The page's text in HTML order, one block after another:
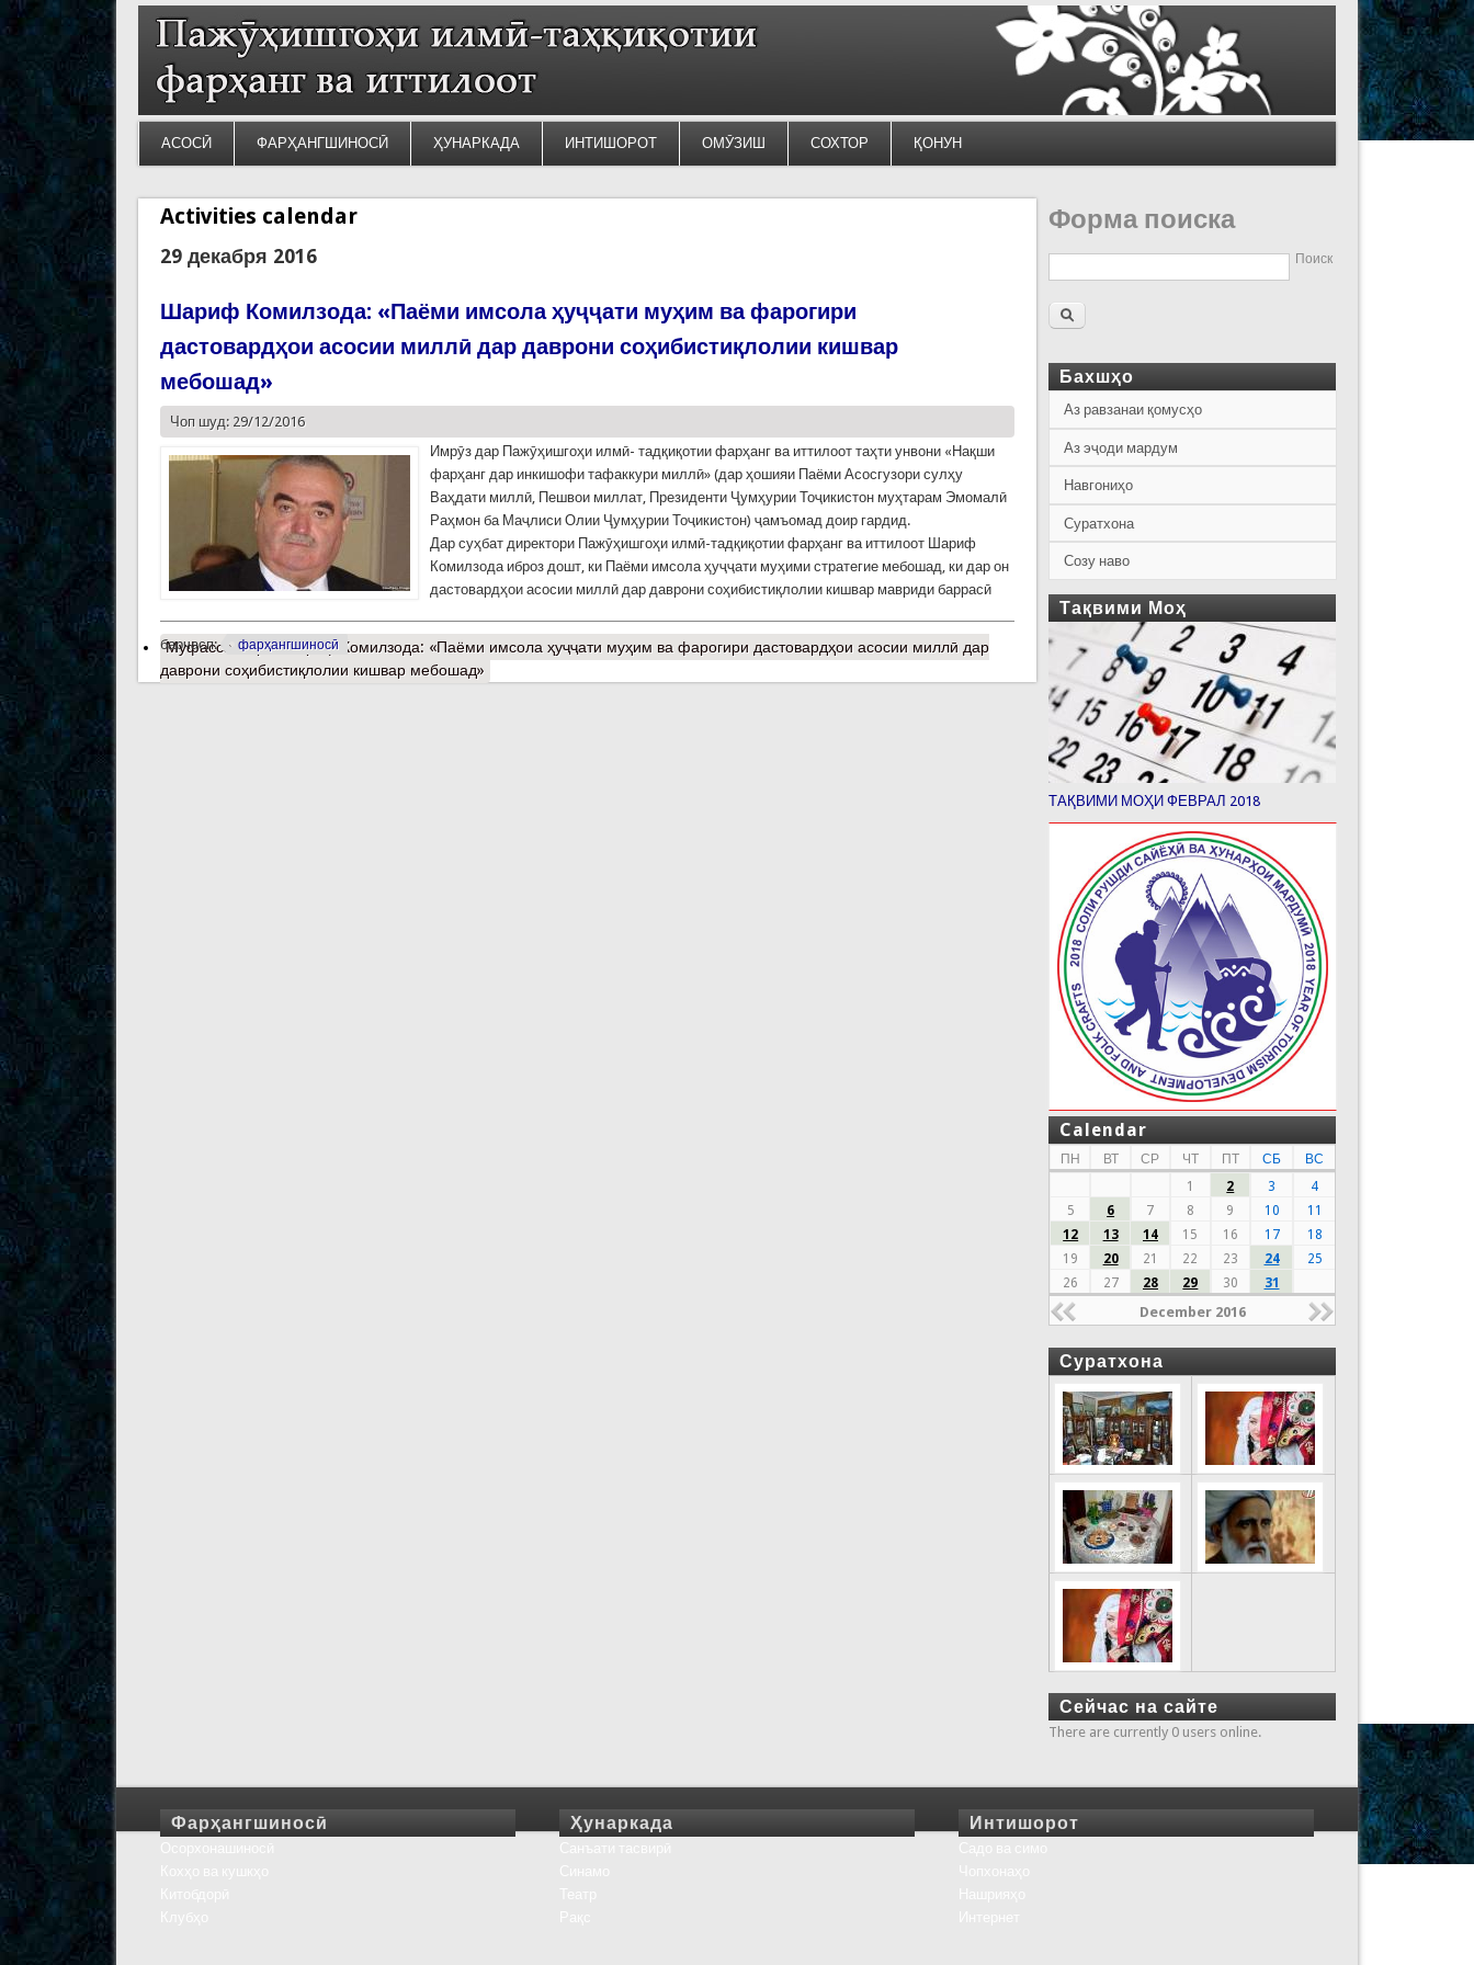
АСОСӢ ФАРҲАНГШИНОСӢ ҲУНАРКАДА ИНТИШОРОТ ОМӮЗИШ СОХТОР ҚОНУН
Activities calendar
29 декабря 2016
Шариф Комилзода: «Паёми имсола ҳуҷҷати муҳим ва фарогири
дастовардҳои асосии миллӣ дар даврони соҳибистиқлолии кишвар
мебошад»
Чоп шуд: 29/12/2016
Имрӯз дар Пажӯҳишгоҳи илмӣ- тадқиқотии фарҳанг ва иттилоот таҳти унвони «Нақши
фарҳанг дар инкишофи тафаккури миллӣ» (дар ҳошияи Паёми Асосгузори сулҳу
Ваҳдати миллӣ, Пешвои миллат, Президенти Ҷумҳурии Тоҷикистон муҳтарам Эмомалӣ
Раҳмон ба Маҷлиси Олии Ҷумҳурии Тоҷикистон) ҷамъомад доир гардид.
Дар суҳбат директори Пажӯҳишгоҳи илмӣ-тадқиқотии фарҳанг ва иттилоот Шариф
Комилзода иброз дошт, ки Паёми имсола ҳуҷҷати муҳими стратегие мебошад, ки дар он
дастовардҳои асосии миллӣ дар даврони соҳибистиқлолии кишвар мавриди баррасӣ
барчасп: фарҳангшиносӣ
Муфассалтаро Шариф Комилзода: «Паёми имсола ҳуҷҷати муҳим ва фарогири дастовардҳои асосии миллӣ дар
даврони соҳибистиқлолии кишвар мебошад»
Форма поиска
Поиск
Бахшҳо
Аз равзанаи қомусҳо
Аз эҷоди мардум
Навгониҳо
Суратхона
Созу наво
Тақвими Моҳ
ТАҚВИМИ МОҲИ ФЕВРАЛ 2018
Calendar
ПН ВТ СР ЧТ ПТ СБ
ВС
1
2 3
4
5
6 7 8 9 10
11
12
13 14 15 16 17
18
19
20 21 22 23 24
25
26
27 28 29 30 31
December 2016
Суратхона
Сейчас на сайте
There are currently 0 users online.
Фарҳангшиносӣ Ҳунаркада Интишорот